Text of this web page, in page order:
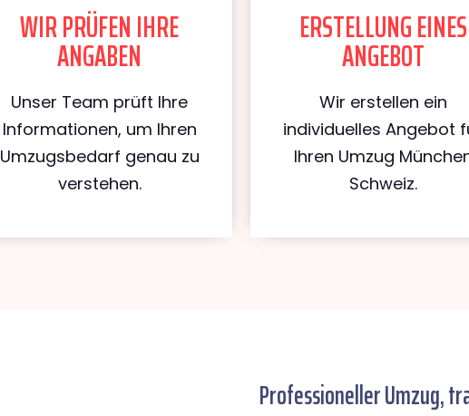
WIR PRÜFEN IHRE
ANGABEN
Unser Team prüft Ihre
Informationen, um Ihren
Umzugsbedarf genau zu
verstehen.
ERSTELLUNG EINES
ANGEBOT
Wir erstellen ein
individuelles Angebot
Ihren Umzug
Schweiz.
Professioneller Umzug,